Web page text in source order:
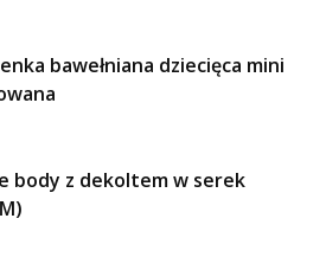
bawełniana dziecięca mini
body z dekoltem w serek